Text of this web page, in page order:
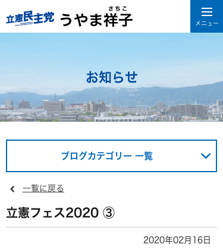
お知らせ
ブログカテゴリー 一覧
一覧に戻る
立憲フェス2020 ③
2020年02月16日